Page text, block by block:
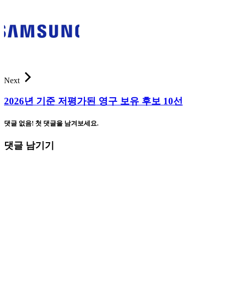
Next
2026년 기준 저평가된 영구 보유 후보 10선
댓글 없음! 첫 댓글을 남겨보세요.
댓글 남기기